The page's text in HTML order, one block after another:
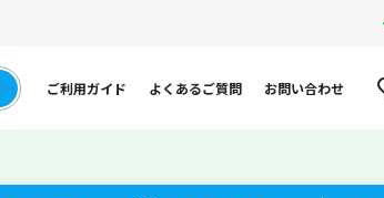
ご利用ガイド よくあるご質問 お問い合わせ